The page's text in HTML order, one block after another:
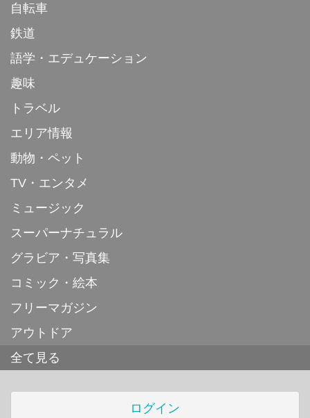
自転車
鉄道
語学・エデュケーション
趣味
トラベル
エリア情報
動物・ペット
TV・エンタメ
ミュージック
スーパーナチュラル
グラビア・写真集
コミック・絵本
フリーマガジン
アウトドア
全て見る
ログイン